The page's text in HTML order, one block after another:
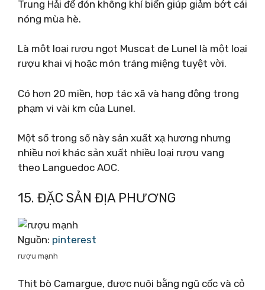
Trung Hải để đón không khí biển giúp giảm bớt cái
nóng mùa hè.
Là một loại rượu ngọt Muscat de Lunel là một loại
rượu khai vị hoặc món tráng miệng tuyệt vời.
Có hơn 20 miền, hợp tác xã và hang động trong
phạm vi vài km của Lunel.
Một số trong số này sản xuất xạ hương nhưng
nhiều nơi khác sản xuất nhiều loại rượu vang
theo Languedoc AOC.
15. ĐẶC SẢN ĐỊA PHƯƠNG
Nguồn: pinterest
rượu mạnh
Thịt bò Camargue, được nuôi bằng ngũ cốc và cỏ